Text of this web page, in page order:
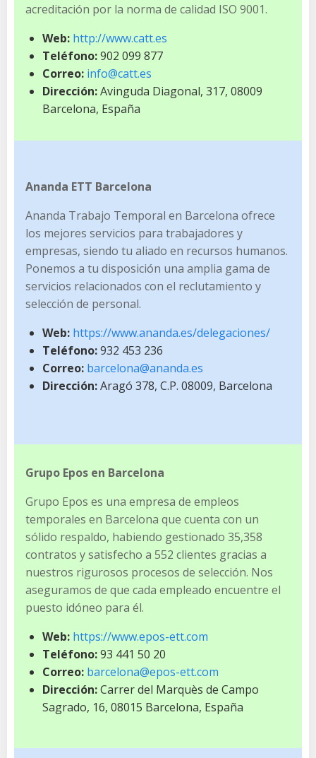
acreditación por la norma de calidad ISO 9001.
Web: http://www.catt.es
Teléfono:902 099 877
Correo: info@catt.es
Dirección:Avinguda Diagonal, 317, 08009
Barcelona, España
Ananda ETT Barcelona
Ananda Trabajo Temporal en Barcelona ofrece
los mejores servicios para trabajadores y
empresas, siendo tu aliado en recursos humanos.
Ponemos a tu disposición una amplia gama de
servicios relacionados con el reclutamiento y
selección de personal.
Web: https://www.ananda.es/delegaciones/
Teléfono:932 453 236
Correo: barcelona@ananda.es
Dirección:Aragó 378, C.P. 08009, Barcelona
Grupo Epos en Barcelona
Grupo Epos es una empresa de empleos
temporales en Barcelona que cuenta con un
sólido respaldo, habiendo gestionado 35,358
contratos y satisfecho a 552 clientes gracias a
nuestros rigurosos procesos de selección. Nos
aseguramos de que cada empleado encuentre el
puesto idóneo para él.
Web: https://www.epos-ett.com
Teléfono:93 441 50 20
Correo: barcelona@epos-ett.com
Dirección:Carrer del Marquès de Campo
Sagrado, 16, 08015 Barcelona, España